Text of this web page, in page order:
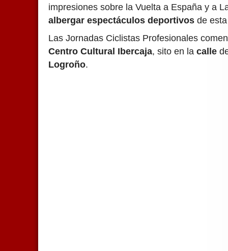
impresiones sobre la Vuelta a España y a
albergar espectáculos deportivos de
Las Jornadas Ciclistas Profesionales
Centro Cultural Ibercaja, sito en la calle
Logroño.